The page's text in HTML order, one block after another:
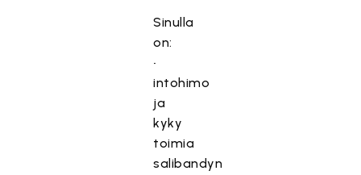
Sinulla
on:
•
intohimo
ja
kyky
toimia
salibandyn